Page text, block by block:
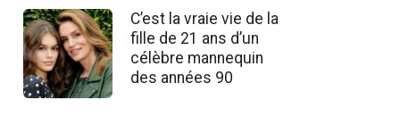
C’est la vraie vie de la
fille de 21 ans d’un
célèbre mannequin
des années 90